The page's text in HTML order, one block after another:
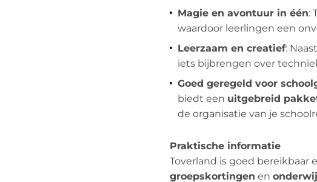
Magie en avontuur in één:
waardoor leerlingen een
Leerzaam en creatief:
iets bijbrengen over
Goed geregeld voor
biedt een uitgebreid
de organisatie van je
Praktische informatie
Toverland is goed bereikbaar
groepskortingen en